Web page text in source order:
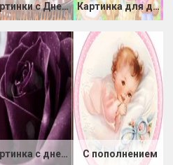
Картинки с Днем Рождения: Мужчине, Парню Картинка для детей с днём Рождения
Картинка с днем Рождения любимой подруге С пополнением